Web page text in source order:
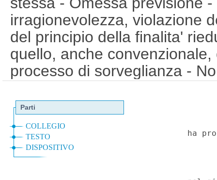
irragionevolezza, violazione
del principio della finalita'
quello, anche
processo di sorveglianza -
secondo comma, 24, 27,
comma, e 117, primo
salvaguardia dei diritti
fondamentali, art. 6. (T-